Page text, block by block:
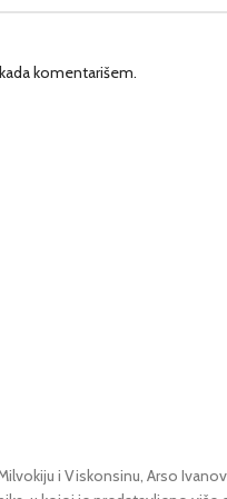
komentarišem.
i Viskonsinu, Arso